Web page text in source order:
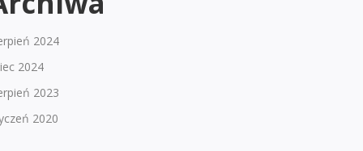
2024
2024
2023
2020